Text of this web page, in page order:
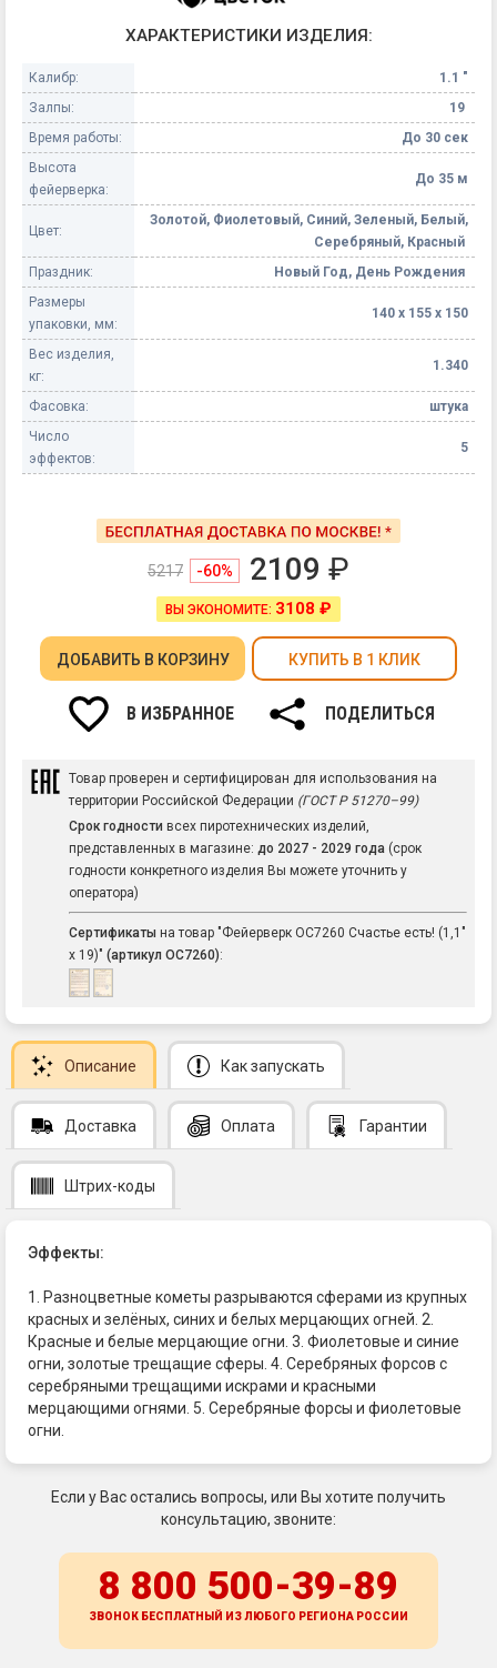
ХАРАКТЕРИСТИКИ ИЗДЕЛИЯ:
Калибр:
1.1 "
Залпы:
19
Время работы:
До 30 сек
Высота
фейерверка:
До 35 м
Цвет:
Золотой, Фиолетовый, Синий, Зеленый, Белый,
Серебряный, Красный
Праздник:
Новый Год, День Рождения
Размеры
упаковки, мм:
140 х 155 х 150
Вес изделия,
кг:
1.340
Фасовка:
штука
Число
эффектов:
5
5217 -60% 2109 ₽
ВЫ ЭКОНОМИТЕ: 3108 ₽
ДОБАВИТЬ В КОРЗИНУ КУПИТЬ В 1 КЛИК
В ИЗБРАННОЕ ПОДЕЛИТЬСЯ
Товар проверен и сертифицирован для использования на
территории Российской Федерации (ГОСТ Р 51270–99)
Срок годности всех пиротехнических изделий,
представленных в магазине: до 2027 - 2029 года (срок
годности конкретного изделия Вы можете уточнить у
оператора)
Сертификаты на товар "Фейерверк ОС7260 Счастье есть! (1,1"
х 19)" (артикул ОС7260):
Описание Как запускать
Доставка Оплата Гарантии
Штрих-коды
Эффекты:
1. Разноцветные кометы разрываются сферами из крупных
красных и зелёных, синих и белых мерцающих огней. 2.
Красные и белые мерцающие огни. 3. Фиолетовые и синие
огни, золотые трещащие сферы. 4. Серебряных форсов с
серебряными трещащими искрами и красными
мерцающими огнями. 5. Серебряные форсы и фиолетовые
огни.
Если у Вас остались вопросы, или Вы хотите получить
консультацию, звоните:
8 800 500-39-89
ЗВОНОК БЕСПЛАТНЫЙ ИЗ ЛЮБОГО РЕГИОНА РОССИИ